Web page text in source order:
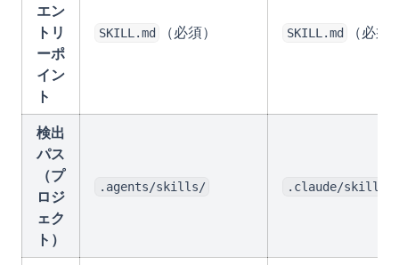
エン
トリ
ーポ
イン
ト
SKILL.md （必須） SKILL.md （必須
検出
パス
（プ
ロジ
ェク
ト）
.agents/skills/ .claude/skills/